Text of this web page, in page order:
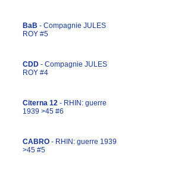
BaB - Compagnie JULES
ROY #5
CDD - Compagnie JULES
ROY #4
Citerna 12 - RHIN: guerre
1939 >45 #6
CABRO - RHIN: guerre 1939
>45 #5